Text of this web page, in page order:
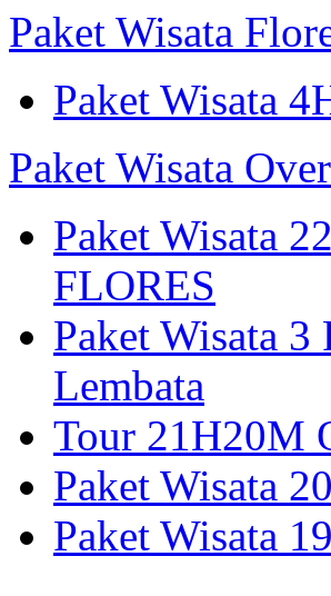
Paket Wisata
Paket Wisata
Paket Wisata
Paket Wisata
FLORES
Paket Wisata
Lembata
Tour 21H20M
Paket Wisata
Paket Wisata